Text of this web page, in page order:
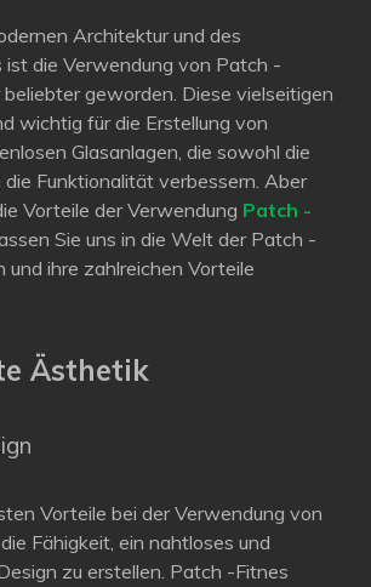
Architektur und des
ist die Verwendung von Patch -
geworden. Diese vielseitigen
wichtig für die Erstellung von
Glasanlagen, die sowohl die
Funktionalität verbessern. Aber
Vorteile der Verwendung Patch -
Sie uns in die Welt der Patch -
und ihre zahlreichen Vorteile
Ästhetik
Vorteile bei der Verwendung von
Fähigkeit, ein nahtloses und
zu erstellen. Patch -Fitnes